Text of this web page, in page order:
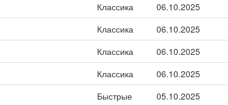
Классика 06.10.2025
Классика 06.10.2025
Классика 06.10.2025
Классика 06.10.2025
Быстрые 05.10.2025